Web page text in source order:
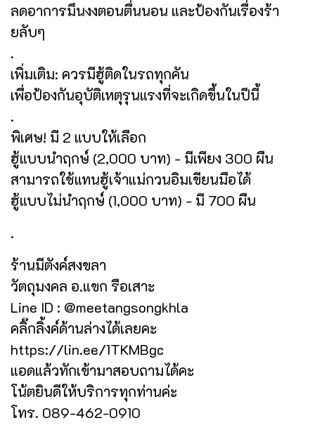
ลดอาการมึนงงตอนตื่นนอน และป้องกันเรื่องร้า
ยลับๆ
.
เพิ่มเติม: ควรมีฮู้ติดในรถทุกคัน
เพื่อป้องกันอุบัติเหตุรุนแรงที่จะเกิดขึ้นในปีนี้
.
พิเศษ! มี 2 แบบให้เลือก
ฮู้แบบนำฤกษ์ (2,000 บาท) - มีเพียง 300 ผืน
สามารถใช้แทนฮู้เจ้าแม่กวนอิมเขียนมือได้
ฮู้แบบไม่นำฤกษ์ (1,000 บาท) - มี 700 ผืน
.
ร้านมีตังค์สงขลา
วัตถุมงคล อ.แขก รือเสาะ
Line ID : @meetangsongkhla
คลิ๊กลิ้งค์ด้านล่างได้เลยคะ
https://lin.ee/1TKMBgc
แอดแล้วทักเข้ามาสอบถามได้คะ
โน้ตยินดีให้บริการทุกท่านค่ะ
โทร. 089-462-0910